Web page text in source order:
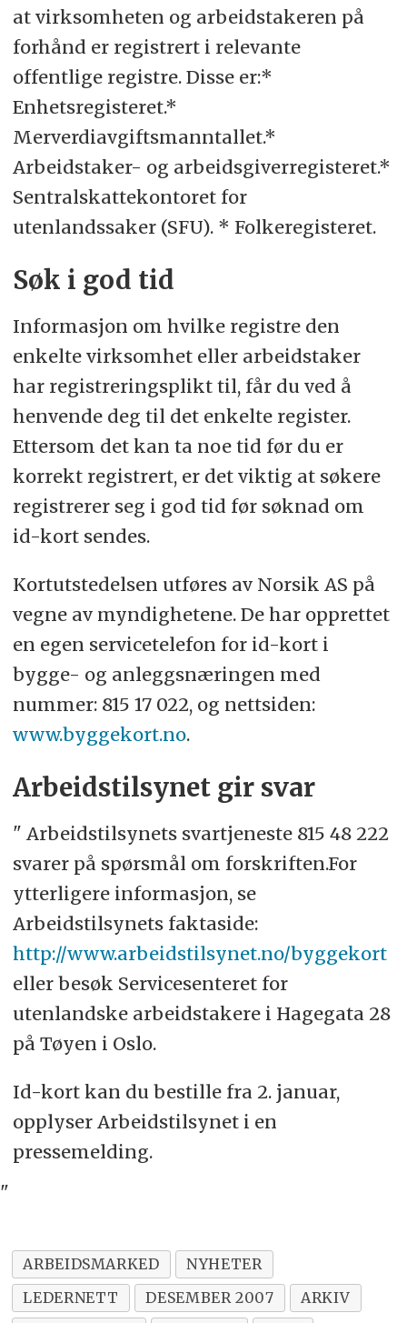
at virksomheten og arbeidstakeren på
forhånd er registrert i relevante
offentlige registre. Disse er:*
Enhetsregisteret.*
Merverdiavgiftsmanntallet.*
Arbeidstaker- og arbeidsgiverregisteret.*
Sentralskattekontoret for
utenlandssaker (SFU). * Folkeregisteret.
Søk i god tid
Informasjon om hvilke registre den
enkelte virksomhet eller arbeidstaker
har registreringsplikt til, får du ved å
henvende deg til det enkelte register.
Ettersom det kan ta noe tid før du er
korrekt registrert, er det viktig at søkere
registrerer seg i god tid før søknad om
id-kort sendes.
Kortutstedelsen utføres av Norsik AS på
vegne av myndighetene. De har opprettet
en egen servicetelefon for id-kort i
bygge- og anleggsnæringen med
nummer: 815 17 022, og nettsiden:
www.byggekort.no.
Arbeidstilsynet gir svar
" Arbeidstilsynets svartjeneste 815 48 222
svarer på spørsmål om forskriften.For
ytterligere informasjon, se
Arbeidstilsynets faktaside:
http://www.arbeidstilsynet.no/byggekort
eller besøk Servicesenteret for
utenlandske arbeidstakere i Hagegata 28
på Tøyen i Oslo.
Id-kort kan du bestille fra 2. januar,
opplyser Arbeidstilsynet i en
pressemelding.
"
ARBEIDSMARKED
NYHETER
LEDERNETT
DESEMBER 2007
ARKIV